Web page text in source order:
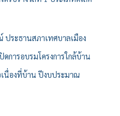
ประธานสภาเทศบาลเมือง
การอบรมโครงการใกล้บ้าน
เนื่องที่บ้าน ปีงบประมาณ